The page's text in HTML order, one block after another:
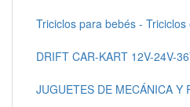
Triciclos para bebés - Triciclos
DRIFT CAR-KART 12V-24V-
JUGUETES DE MECÁNICA Y